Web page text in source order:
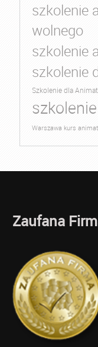
szkolenie
wolnego
szkolenie
szkolenie
Szkolenie dla
Warszawa kurs
Zaufana